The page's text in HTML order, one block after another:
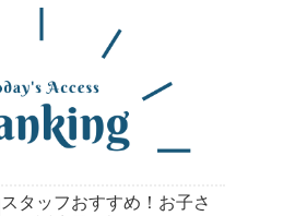
スタッフおすすめ！お子さ